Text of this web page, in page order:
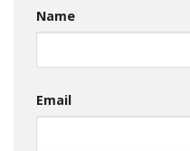
Name
Email